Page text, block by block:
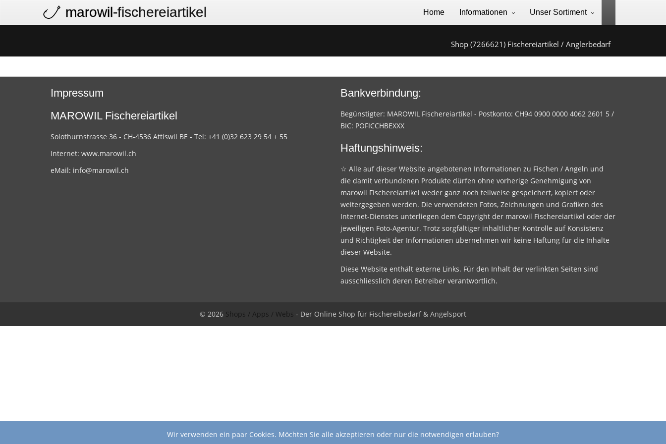
marowil-fischereiartikel Home Informationen Unser Sortiment
Shop (7266621) Fischereiartikel / Anglerbedarf
Impressum
MAROWIL Fischereiartikel
Solothurnstrasse 36 - CH-4536 Attiswil BE - Tel: +41 (0)32 623 29 54 + 55
Internet: www.marowil.ch
eMail: info@marowil.ch
Bankverbindung:
Begünstigter: MAROWIL Fischereiartikel - Postkonto: CH94 0900 0000 4062 2601 5 /
BIC: POFICCHBEXXX
Haftungshinweis:
☆ Alle auf dieser Website angebotenen Informationen zu Fischen / Angeln und
die damit verbundenen Produkte dürfen ohne vorherige Genehmigung von
marowil Fischereiartikel weder ganz noch teilweise gespeichert, kopiert oder
weitergegeben werden. Die verwendeten Fotos, Zeichnungen und Grafiken des
Internet-Dienstes unterliegen dem Copyright der marowil Fischereiartikel oder der
jeweiligen Foto-Agentur. Trotz sorgfältiger inhaltlicher Kontrolle auf Konsistenz
und Richtigkeit der Informationen übernehmen wir keine Haftung für die Inhalte
dieser Website.
Diese Website enthält externe Links. Für den Inhalt der verlinkten Seiten sind
ausschliesslich deren Betreiber verantwortlich.
© 2026 Shops / Apps / Webs - Der Online Shop für Fischereibedarf & Angelsport
Wir verwenden ein paar Cookies. Möchten Sie alle akzeptieren oder nur die notwendigen erlauben?